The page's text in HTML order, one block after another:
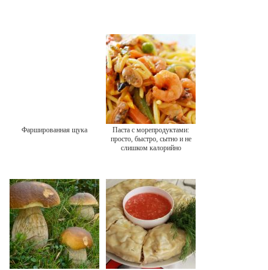
Фаршированная щука
Паста с морепродуктами:
просто, быстро, сытно и не
слишком калорийно